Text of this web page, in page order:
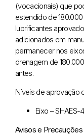
(vocacionais) que
estendido de
lubrificantes
adicionados em
permanecer nos
drenagem de
antes.
Níveis de aprovação
Eixo – SHAES-
Avisos e Precauções